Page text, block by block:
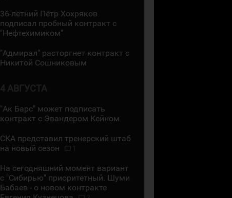
36-летний Пётр Хохряков
подписал пробный контракт с
"Нефтехимиком"
"Адмирал" расторгнет контракт с
Никитой Сошниковым
4 АВГУСТА
"Ак Барс" может подписать
контракт с Эвандером Кейном
СКА представил тренерский штаб
на новый сезон
На сегодняшний момент вариант
с "Сибирью" приоритетный. Шуми
Бабаев - о новом контракте